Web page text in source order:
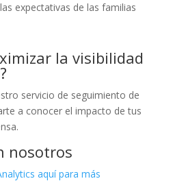
expectativas de las familias
la visibilidad
servicio de seguimiento de
a conocer el impacto de tus
nosotros
aquí para más